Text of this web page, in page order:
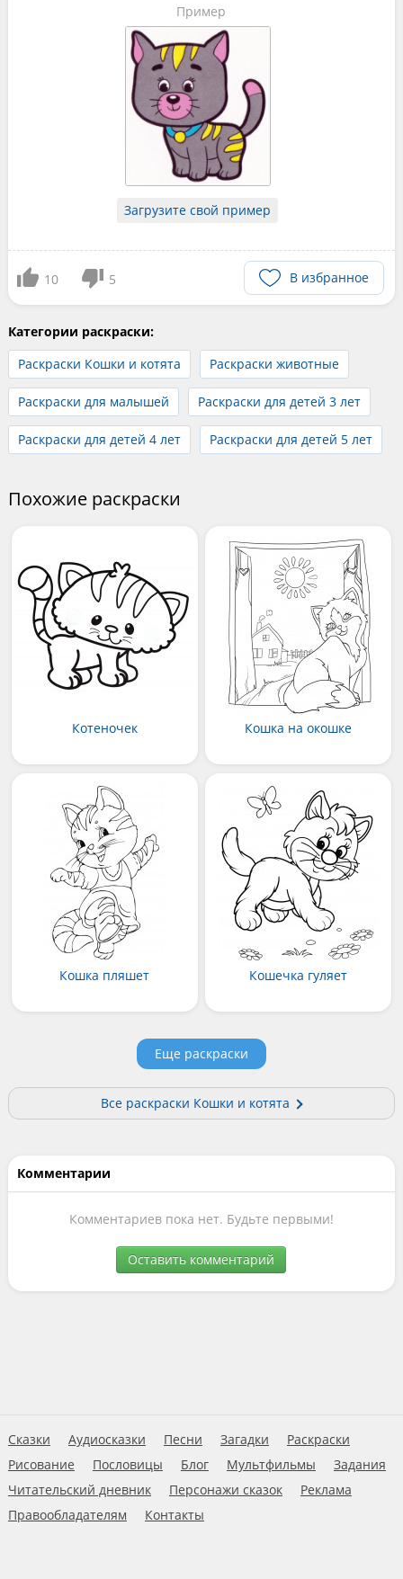
Пример
Загрузите свой пример
10 5 В избранное
Категории раскраски:
Раскраски Кошки и котята
Раскраски животные
Раскраски для малышей Раскраски для детей 3 лет
Раскраски для детей 4 лет Раскраски для детей 5 лет
Похожие раскраски
Котеночек Кошка на окошке
Кошка пляшет Кошечка гуляет
Еще раскраски
Все раскраски Кошки и котята
Комментарии
Комментариев пока нет. Будьте первыми!
Оставить комментарий
Сказки Аудиосказки Песни Загадки
Раскраски
Рисование
Пословицы Блог Мультфильмы
Задания
Читательский дневник
Персонажи сказок
Реклама
Правообладателям
Контакты